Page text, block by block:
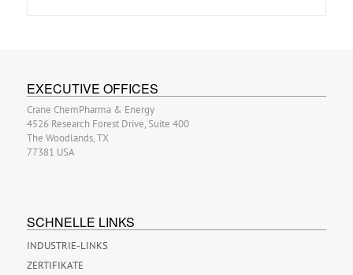
EXECUTIVE OFFICES
Crane ChemPharma & Energy
4526 Research Forest Drive, Suite 400
The Woodlands, TX
77381 USA
SCHNELLE LINKS
INDUSTRIE-LINKS
ZERTIFIKATE